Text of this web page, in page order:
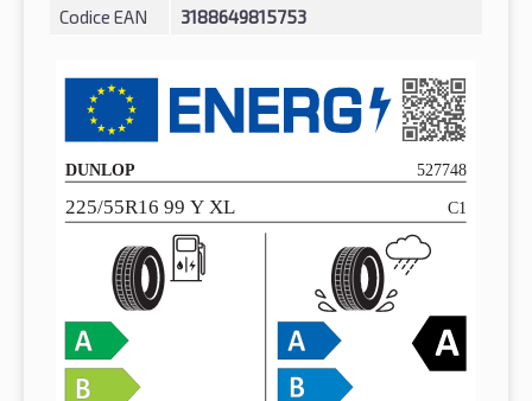
Codice EAN 3188649815753